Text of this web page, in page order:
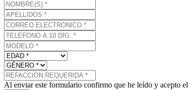
Al enviar este formulario confirmo que he leído y acepto el